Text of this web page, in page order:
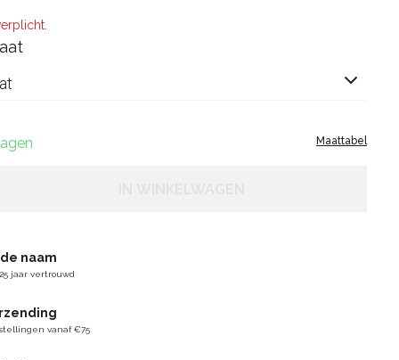
Maattabel
naam
jaar vertrouwd
vanaf €75